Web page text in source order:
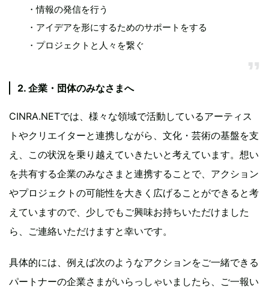
・情報の発信を行う
・アイデアを形にするためのサポートをする
・プロジェクトと人々を繋ぐ
2. 企業・団体のみなさまへ
CINRA.NETでは、様々な領域で活動しているアーティス
トやクリエイターと連携しながら、文化・芸術の基盤を支
え、この状況を乗り越えていきたいと考えています。想い
を共有する企業のみなさまと連携することで、アクション
やプロジェクトの可能性を大きく広げることができると考
えていますので、少しでもご興味お持ちいただけました
ら、ご連絡いただけますと幸いです。
具体的には、例えば次のようなアクションをご一緒できる
パートナーの企業さまがいらっしゃいましたら、ご一報い